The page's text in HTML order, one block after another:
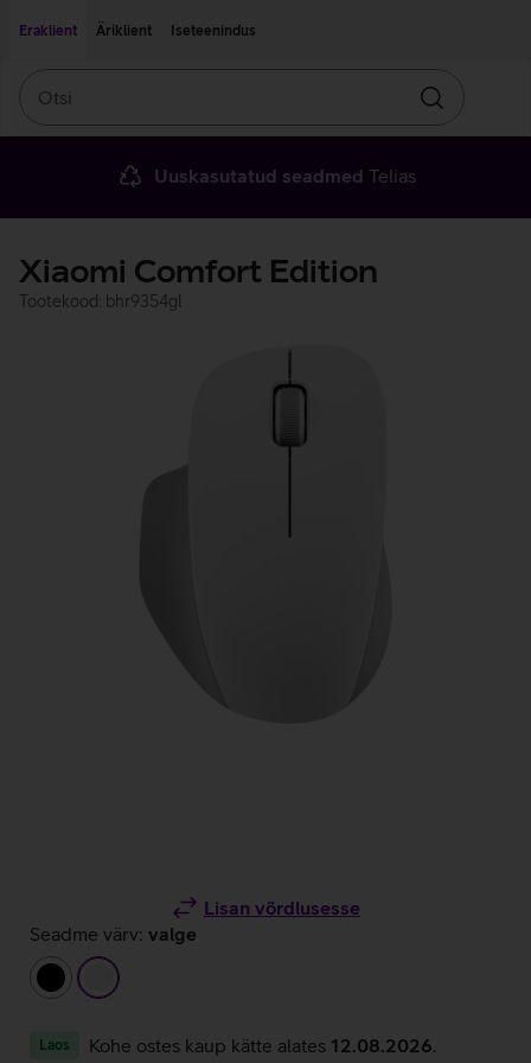
Eraklient
Äriklient Iseteenindus
Otsin
Uuskasutatud seadmed Telias
Xiaomi Comfort Edition
Tootekood: bhr9354gl
Lisan võrdlusesse
Seadme värv: valge
must
valge
Laos Kohe ostes kaup kätte alates 12.08.2026